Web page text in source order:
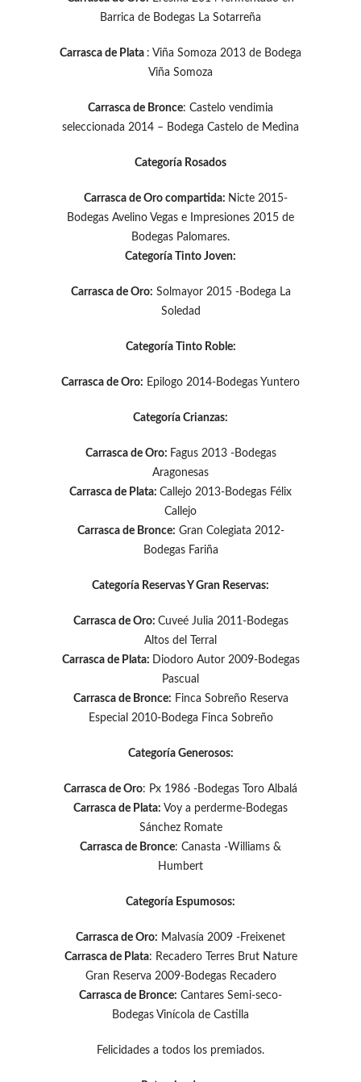
Barrica de Bodegas La Sotarreña
Carrasca de Plata : Viña Somoza 2013 de Bodega
Viña Somoza
Carrasca de Bronce: Castelo vendimia
seleccionada 2014 – Bodega Castelo de Medina
Categoría Rosados
Carrasca de Oro compartida: Nicte 2015-
Bodegas Avelino Vegas e Impresiones 2015 de
Bodegas Palomares.
Categoría Tinto Joven:
Carrasca de Oro: Solmayor 2015 -Bodega La
Soledad
Categoría Tinto Roble:
Carrasca de Oro: Epilogo 2014-Bodegas Yuntero
Categoría Crianzas:
Carrasca de Oro: Fagus 2013 -Bodegas
Aragonesas
Carrasca de Plata: Callejo 2013-Bodegas Félix
Callejo
Carrasca de Bronce: Gran Colegiata 2012-
Bodegas Fariña
Categoría Reservas Y Gran Reservas:
Carrasca de Oro: Cuveé Julia 2011-Bodegas
Altos del Terral
Carrasca de Plata:
Diodoro Autor 2009-Bodegas
Pascual
Carrasca de Bronce: Finca Sobreño Reserva
Especial 2010-Bodega Finca Sobreño
Categoría Generosos:
Carrasca de Oro: Px 1986 -Bodegas Toro Albalá
Carrasca de Plata: Voy a perderme-Bodegas
Sánchez Romate
Carrasca de Bronce: Canasta -Williams &
Humbert
Categoría Espumosos:
Carrasca de Oro: Malvasía 2009 -Freixenet
Carrasca de Plata: Recadero Terres Brut Nature
Gran Reserva 2009-Bodegas Recadero
Carrasca de Bronce: Cantares Semi-seco-
Bodegas Vinícola de Castilla
Felicidades a todos los premiados.